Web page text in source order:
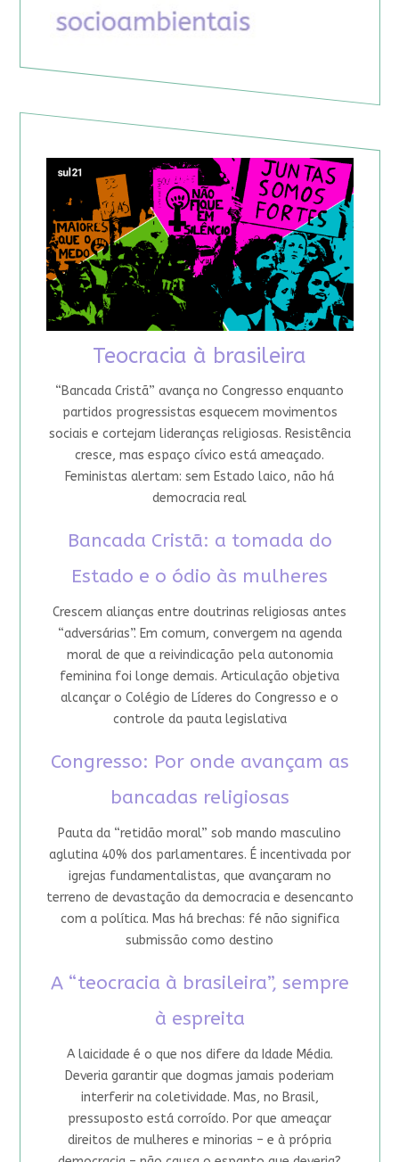
Teocracia à brasileira
“Bancada Cristã” avança no Congresso enquanto
partidos progressistas esquecem movimentos
sociais e cortejam lideranças religiosas. Resistência
cresce, mas espaço cívico está ameaçado.
Feministas alertam: sem Estado laico, não há
democracia real
Bancada Cristã: a tomada do
Estado e o ódio às mulheres
Crescem alianças entre doutrinas religiosas antes
“adversárias”. Em comum, convergem na agenda
moral de que a reivindicação pela autonomia
feminina foi longe demais. Articulação objetiva
alcançar o Colégio de Líderes do Congresso e o
controle da pauta legislativa
Congresso: Por onde avançam as
bancadas religiosas
Pauta da “retidão moral” sob mando masculino
aglutina 40% dos parlamentares. É incentivada por
igrejas fundamentalistas, que avançaram no
terreno de devastação da democracia e desencanto
com a política. Mas há brechas: fé não significa
submissão como destino
A “teocracia à brasileira”, sempre
à espreita
A laicidade é o que nos difere da Idade Média.
Deveria garantir que dogmas jamais poderiam
interferir na coletividade. Mas, no Brasil,
pressuposto está corroído. Por que ameaçar
direitos de mulheres e minorias – e à própria